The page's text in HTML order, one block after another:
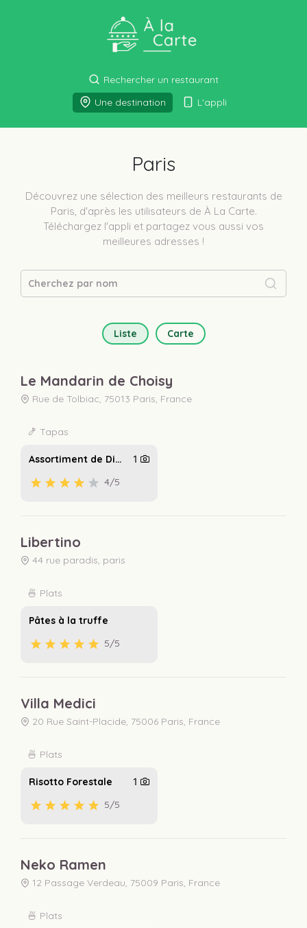
Rechercher un restaurant
Une destination
L'appli
Paris
Découvrez une sélection des meilleurs restaurants de
Paris, d'après les utilisateurs de À La Carte.
Téléchargez l'appli et partagez vous aussi vos
meilleures adresses !
Liste Carte
Le Mandarin de Choisy
Rue de Tolbiac, 75013 Paris, France
🍤 Tapas
Assortiment de Dim Sum 1
4/5
Libertino
44 rue paradis, paris
🍜 Plats
Pâtes à la truffe
5/5
Villa Medici
20 Rue Saint-Placide, 75006 Paris, France
🍜 Plats
Risotto Forestale 1
5/5
Neko Ramen
12 Passage Verdeau, 75009 Paris, France
🍜 Plats